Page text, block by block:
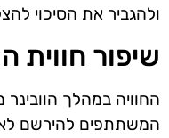
ולהגביר את הסיכוי
שיפור
החוויה במהלך
המשתתפים להירשם